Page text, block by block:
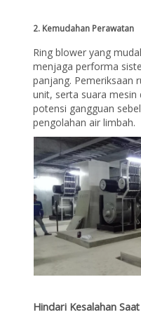
2. Kemudahan Perawatan
Ring blower yang
menjaga performa
panjang. Pemeriksaan
unit, serta suara
potensi gangguan
pengolahan air limbah.
Hindari Kesalahan